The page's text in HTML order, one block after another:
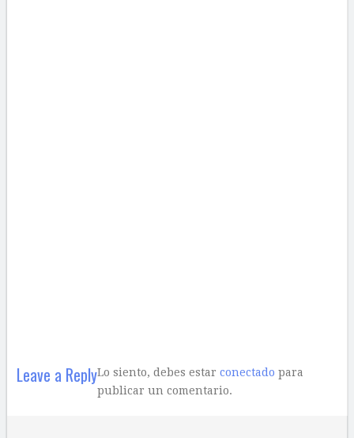
Leave a ReplyLo siento, debes estar conectado para
publicar un comentario.